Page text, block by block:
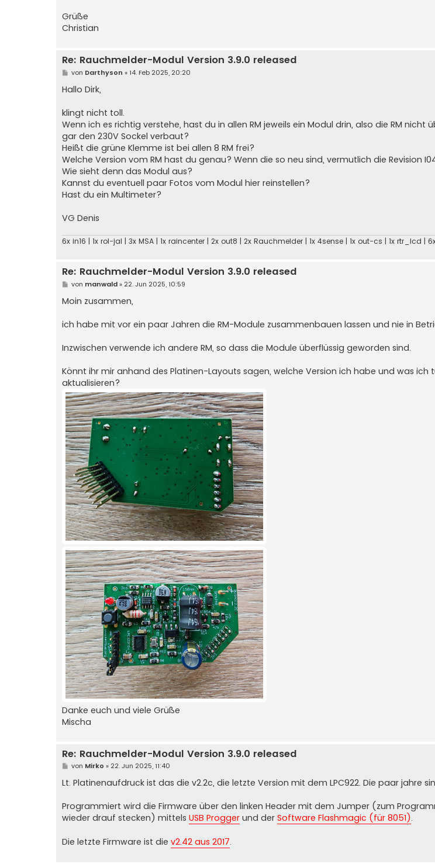
Grüße
Christian
Re: Rauchmelder-Modul Version 3.9.0 released
B
i
t
a
g
von Darthyson » 14. Feb 2025, 20:20
Hallo Dirk,
klingt nicht toll.
Wenn ich es richtig verstehe, hast du in allen RM jeweils ein Modul drin, also die RM
gar den 230V Sockel verbaut?
Heißt die grüne Klemme ist bei allen 8 RM frei?
Welche Version vom RM hast du genau? Wenn die so neu sind, vermutlich die Revision
Wie sieht denn das Modul aus?
Kannst du eventuell paar Fotos vom Modul hier reinstellen?
Hast du ein Multimeter?
VG Denis
6x in16 | 1x rol-jal | 3x MSA | 1x raincenter | 2x out8 | 2x Rauchmelder | 1x 4sense | 1x out-cs | 1x rtr_lcd |
Re: Rauchmelder-Modul Version 3.9.0 released
B
i
t
a
g
von manwald» 22. Jun 2025, 10:59
Moin zusammen,
ich habe mit vor ein paar Jahren die RM-Module zusammenbauen lassen und nie in
Inzwischen verwende ich andere RM, so dass die Module überflüssig geworden sind.
Könnt ihr mir anhand des Platinen-Layouts sagen, welche Version ich habe und was ich
aktualisieren?
Danke euch und viele Grüße
Mischa
Re: Rauchmelder-Modul Version 3.9.0 released
B
t
a
g
von Mirko » 22. Jun 2025, 11:40
Lt. Platinenaufdruck ist das die v2.2c, die letzte Version mit dem LPC922. Die paar jahre
Programmiert wird die Firmware über den linken Header mit dem Jumper (zum
wieder drauf stecken) mittels USB Progger und der Software Flashmagic (für 8051).
Die letzte Firmware ist die v2.42 aus 2017.